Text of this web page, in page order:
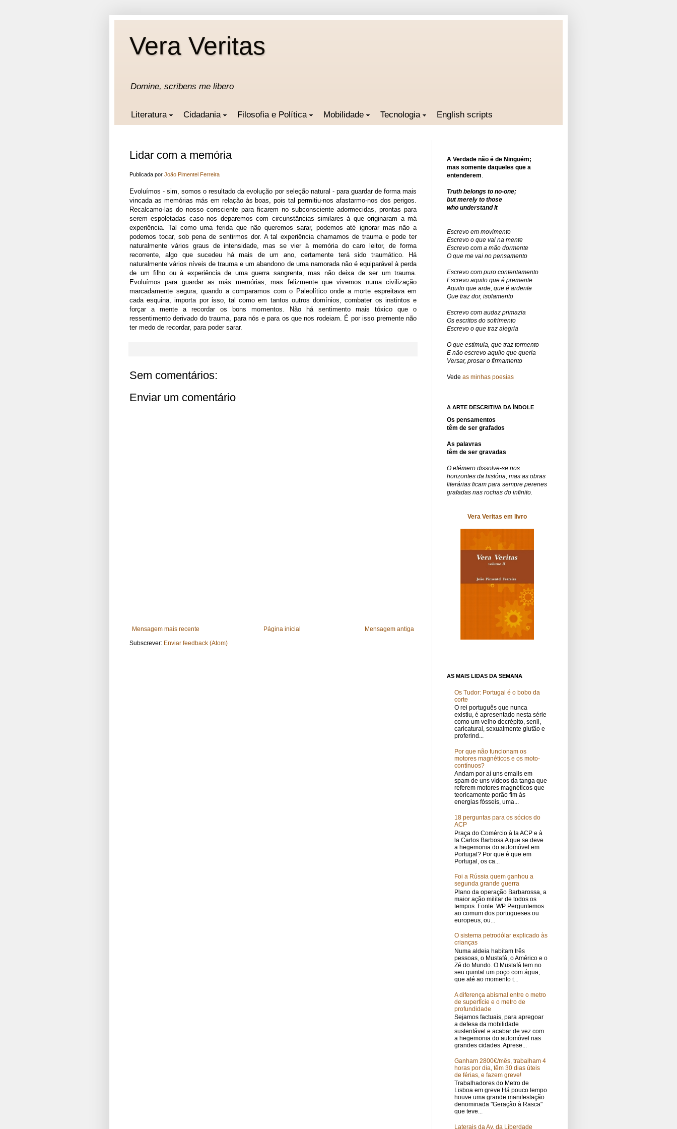
Vera Veritas
Domine, scribens me libero
Literatura Cidadania Filosofia e Política Mobilidade Tecnologia English scripts
Lidar com a memória
Publicada por João Pimentel Ferreira
Evoluímos - sim, somos o resultado da evolução por seleção natural - para guardar de forma mais
vincada as memórias más em relação às boas, pois tal permitiu-nos afastarmo-nos dos perigos.
Recalcamo-las do nosso consciente para ficarem no subconsciente adormecidas, prontas para
serem espoletadas caso nos deparemos com circunstâncias similares à que originaram a má
experiência. Tal como uma ferida que não queremos sarar, podemos até ignorar mas não a
podemos tocar, sob pena de sentirmos dor. A tal experiência chamamos de trauma e pode ter
naturalmente vários graus de intensidade, mas se vier à memória do caro leitor, de forma
recorrente, algo que sucedeu há mais de um ano, certamente terá sido traumático. Há
naturalmente vários níveis de trauma e um abandono de uma namorada não é equiparável à perda
de um filho ou à experiência de uma guerra sangrenta, mas não deixa de ser um trauma.
Evoluímos para guardar as más memórias, mas felizmente que vivemos numa civilização
marcadamente segura, quando a comparamos com o Paleolítico onde a morte espreitava em
cada esquina, importa por isso, tal como em tantos outros domínios, combater os instintos e
forçar a mente a recordar os bons momentos. Não há sentimento mais tóxico que o
ressentimento derivado do trauma, para nós e para os que nos rodeiam. É por isso premente não
ter medo de recordar, para poder sarar.
Sem comentários:
Enviar um comentário
Mensagem mais recente Mensagem antiga
Página inicial
Subscrever: Enviar feedback (Atom)
A Verdade não é de Ninguém;
mas somente daqueles que a
entenderem.
Truth belongs to no-one;
but merely to those
who understand It
Escrevo em movimento
Escrevo o que vai na mente
Escrevo com a mão dormente
O que me vai no pensamento
Escrevo com puro contentamento
Escrevo aquilo que é premente
Aquilo que arde, que é ardente
Que traz dor, isolamento
Escrevo com audaz primazia
Os escritos do sofrimento
Escrevo o que traz alegria
O que estimula, que traz tormento
E não escrevo aquilo que queria
Versar, prosar o firmamento
Vede as minhas poesias
A ARTE DESCRITIVA DA ÍNDOLE
Os pensamentos
têm de ser grafados
As palavras
têm de ser gravadas
O efémero dissolve-se nos
horizontes da história, mas as obras
literárias ficam para sempre perenes
grafadas nas rochas do infinito.
Vera Veritas em livro
AS MAIS LIDAS DA SEMANA
Os Tudor: Portugal é o bobo da
corte
O rei português que nunca
existiu, é apresentado nesta série
como um velho decrépito, senil,
caricatural, sexualmente glutão e
proferind...
Por que não funcionam os
motores magnéticos e os moto-
contínuos?
Andam por aí uns emails em
spam de uns vídeos da tanga que
referem motores magnéticos que
teoricamente porão fim às
energias fósseis, uma...
18 perguntas para os sócios do
ACP
Praça do Comércio à la ACP e à
la Carlos Barbosa A que se deve
a hegemonia do automóvel em
Portugal? Por que é que em
Portugal, os ca...
Foi a Rússia quem ganhou a
segunda grande guerra
Plano da operação Barbarossa, a
maior ação militar de todos os
tempos. Fonte: WP Perguntemos
ao comum dos portugueses ou
europeus, ou...
O sistema petrodólar explicado às
crianças
Numa aldeia habitam três
pessoas, o Mustafá, o Américo e o
Zé do Mundo. O Mustafá tem no
seu quintal um poço com água,
que até ao momento t...
A diferença abismal entre o metro
de superfície e o metro de
profundidade
Sejamos factuais, para apregoar
a defesa da mobilidade
sustentável e acabar de vez com
a hegemonia do automóvel nas
grandes cidades. Aprese...
Ganham 2800€/mês, trabalham 4
horas por dia, têm 30 dias úteis
de férias, e fazem greve!
Trabalhadores do Metro de
Lisboa em greve Há pouco tempo
houve uma grande manifestação
denominada "Geração à Rasca"
que teve...
Laterais da Av. da Liberdade